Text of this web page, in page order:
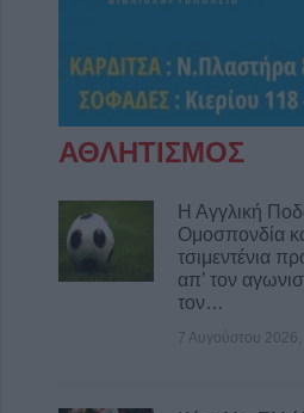
ΑΘΛΗΤΙΣΜΟΣ
Η Αγγλική
Ομοσπονδία
τσιμεντένια
απ’ τον
τον…
7 Αυγούστου 2026,